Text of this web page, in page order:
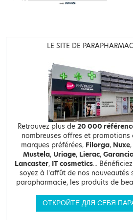
LE SITE DE
Retrouvez plus de 20 000
nombreuses offres et promotions
marques préférées, Filorga, Nuxe,
Mustela, Uriage, Lierac,
Lancaster, IT cosmetics...
soyez à l'affût de nos nouveautés
parapharmacie, les produits de
ОТКРОЙТЕ ДЛЯ СЕБЯ